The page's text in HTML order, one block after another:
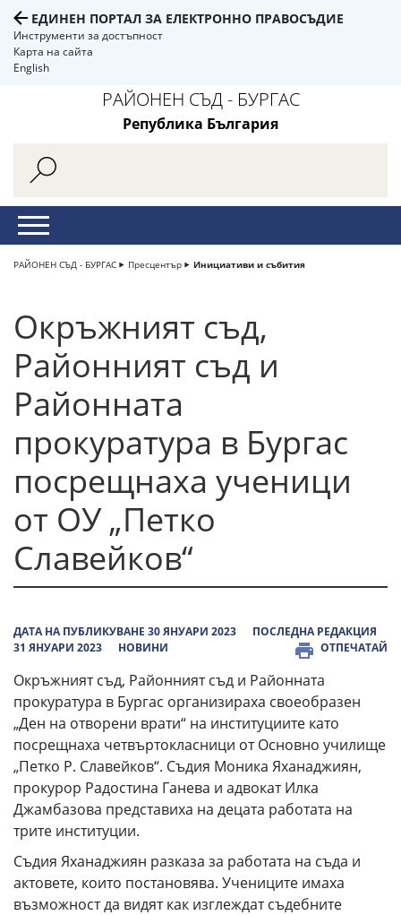
ЕДИНЕН ПОРТАЛ ЗА ЕЛЕКТРОННО ПРАВОСЪДИЕ
Инструменти за достъпност
Карта на сайта
English
РАЙОНЕН СЪД - БУРГАС
Република България
РАЙОНЕН СЪД - БУРГАС Пресцентър Инициативи и събития
Окръжният съд,
Районният съд и
Районната
прокуратура в Бургас
посрещнаха ученици
от ОУ „Петко
Славейков“
ДАТА НА ПУБЛИКУВАНЕ 30 ЯНУАРИ 2023
ПОСЛЕДНА РЕДАКЦИЯ
31 ЯНУАРИ 2023
НОВИНИ ОТПЕЧАТАЙ
Окръжният съд, Районният съд и Районната
прокуратура в Бургас организираха своеобразен
„Ден на отворени врати“ на институциите като
посрещнаха четвъртокласници от Основно училище
„Петко Р. Славейков“. Съдия Моника Яханаджиян,
прокурор Радостина Ганева и адвокат Илка
Джамбазова представиха на децата работата на
трите институции.
Съдия Яханаджиян разказа за работата на съда и
актовете, които постановява. Учениците имаха
възможност да видят как изглеждат съдебните